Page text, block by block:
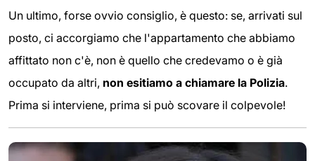
Un ultimo, forse ovvio consiglio, è questo: se, arrivati sul
posto, ci accorgiamo che l'appartamento che abbiamo
affittato non c'è, non è quello che credevamo o è già
occupato da altri, non esitiamo a chiamare la Polizia.
Prima si interviene, prima si può scovare il colpevole!